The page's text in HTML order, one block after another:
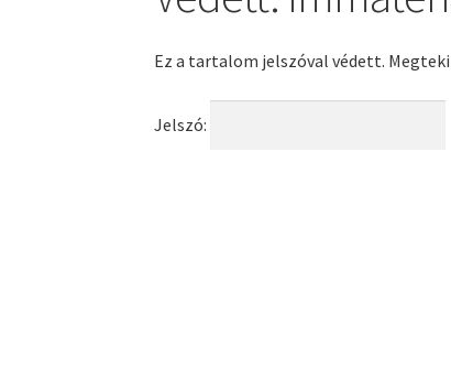
Ez a tartalom jelszóval védett.
Jelszó: